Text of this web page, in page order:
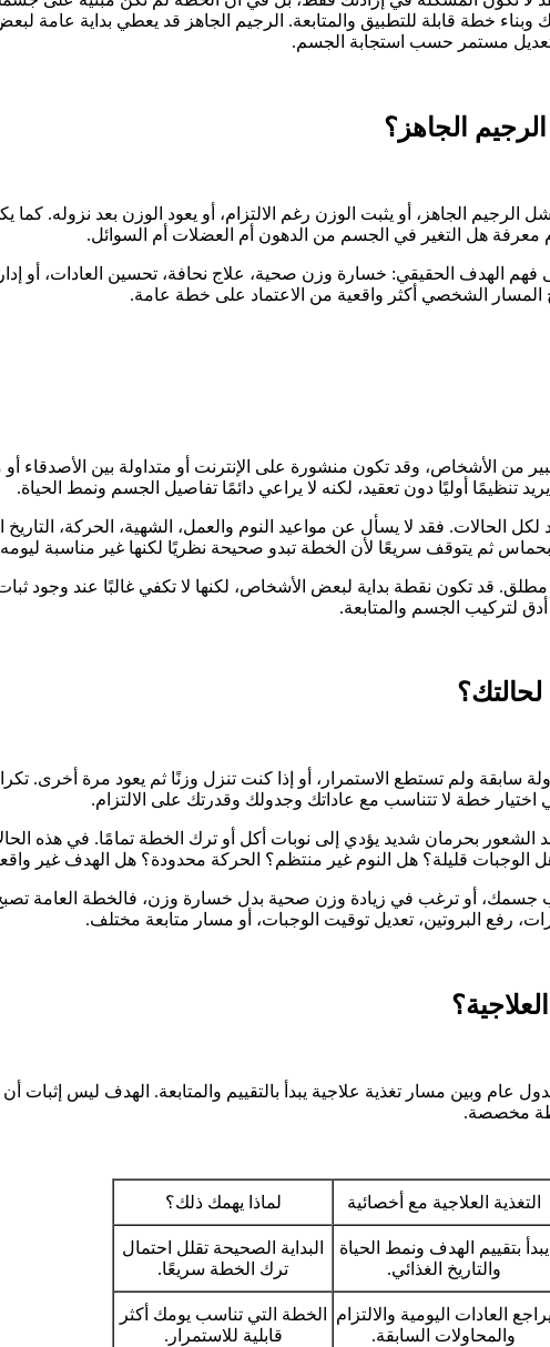
خطة قابلة للتطبيق والمتابعة. الرجيم الجاهز قد يعطي بداية عامة
مستمر حسب استجابة الجسم.
الجاهز؟
الرجيم الجاهز، أو يثبت الوزن رغم الالتزام، أو يعود الوزن بعد نزوله.
هل التغير في الجسم من الدهون أم العضلات أم السوائل.
الهدف الحقيقي: خسارة وزن صحية، علاج نحافة، تحسين العادات، أو
المسار الشخصي أكثر واقعية من الاعتماد على خطة عامة.
من الأشخاص، وقد تكون منشورة على الإنترنت أو متداولة بين الأصدقاء أو
تنظيمًا أوليًا دون تعقيد، لكنه لا يراعي دائمًا تفاصيل الجسم ونمط الحياة.
الحالات. فقد لا يسأل عن مواعيد النوم والعمل، الشهية، الحركة، التاريخ
ثم يتوقف سريعًا لأن الخطة تبدو صحيحة نظريًا لكنها غير مناسبة
قد تكون نقطة بداية لبعض الأشخاص، لكنها لا تكفي غالبًا عند وجود
لتركيب الجسم والمتابعة.
سابقة ولم تستطع الاستمرار، أو إذا كنت تنزل وزنًا ثم يعود مرة أخرى.
خطة لا تتناسب مع عاداتك وجدولك وقدرتك على الالتزام.
الشعور بحرمان شديد يؤدي إلى نوبات أكل أو ترك الخطة تمامًا. في هذه
الوجبات قليلة؟ هل النوم غير منتظم؟ الحركة محدودة؟ هل الهدف غير
جسمك، أو ترغب في زيادة وزن صحية بدل خسارة وزن، فالخطة العامة
رفع البروتين، تعديل توقيت الوجبات، أو مسار متابعة مختلف.
عام وبين مسار تغذية علاجية يبدأ بالتقييم والمتابعة. الهدف ليس إثبات
مخصصة.
التغذية العلاجية مع أخصائية لماذا يهمك ذلك؟
يبدأ بتقييم الهدف ونمط الحياة
والتاريخ الغذائي.
البداية الصحيحة تقلل احتمال
ترك الخطة سريعًا.
يراجع العادات اليومية والالتزام
والمحاولات السابقة.
الخطة التي تناسب يومك أكثر
قابلية للاستمرار.